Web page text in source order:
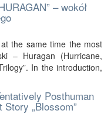
– wokół
the same time the most
– Huragan (Hurricane,
In the introduction,
Posthuman
„Blossom”